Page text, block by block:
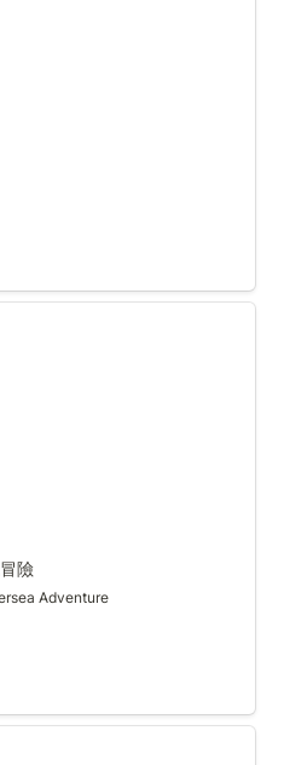
險
Adventure